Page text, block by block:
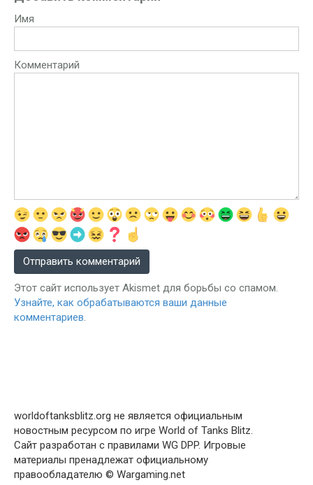
Имя
Комментарий
Этот сайт использует Akismet для борьбы со спамом.
Узнайте, как обрабатываются ваши данные
комментариев
worldoftanksblitz.org не является официальным
новостным ресурсом по игре World of Tanks Blitz.
Сайт разработан с правилами WG DPP. Игровые
материалы пренадлежат официальному
правообладателю © Wargaming.net